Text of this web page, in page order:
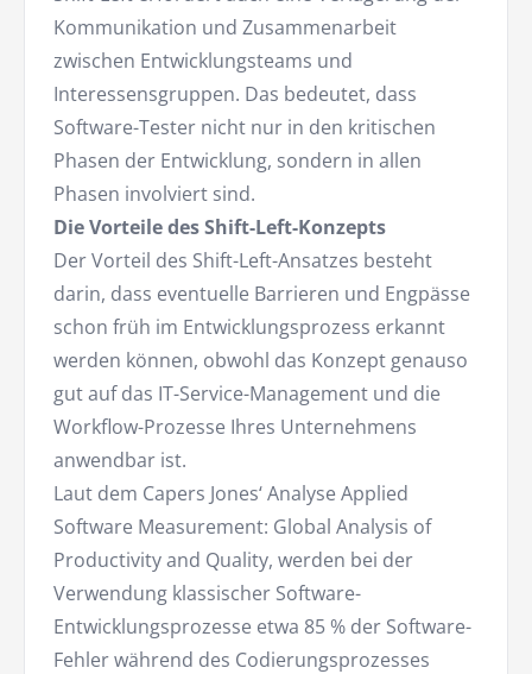
Kommunikation und Zusammenarbeit
zwischen Entwicklungsteams und
Interessensgruppen. Das bedeutet, dass
Software-Tester nicht nur in den kritischen
Phasen der Entwicklung, sondern in allen
Phasen involviert sind.
Die Vorteile des Shift-Left-Konzepts
Der Vorteil des Shift-Left-Ansatzes besteht
darin, dass eventuelle Barrieren und Engpässe
schon früh im Entwicklungsprozess erkannt
werden können, obwohl das Konzept genauso
gut auf das IT-Service-Management und die
Workflow-Prozesse Ihres Unternehmens
anwendbar ist.
Laut dem Capers Jones‘ Analyse Applied
Software Measurement: Global Analysis of
Productivity and Quality, werden bei der
Verwendung klassischer Software-
Entwicklungsprozesse etwa 85 % der Software-
Fehler während des Codierungsprozesses